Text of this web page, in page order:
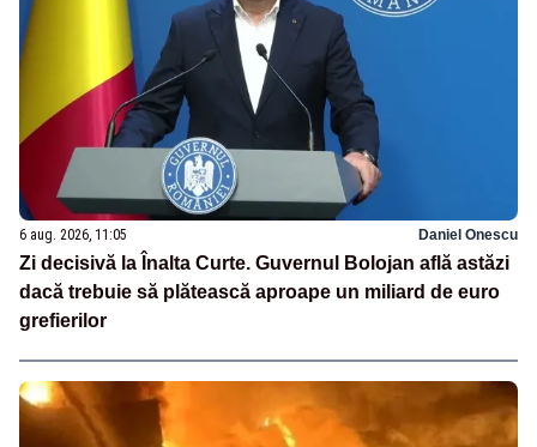
6 aug. 2026, 11:05 Daniel Onescu
Zi decisivă la Înalta Curte. Guvernul Bolojan află astăzi
dacă trebuie să plătească aproape un miliard de euro
grefierilor